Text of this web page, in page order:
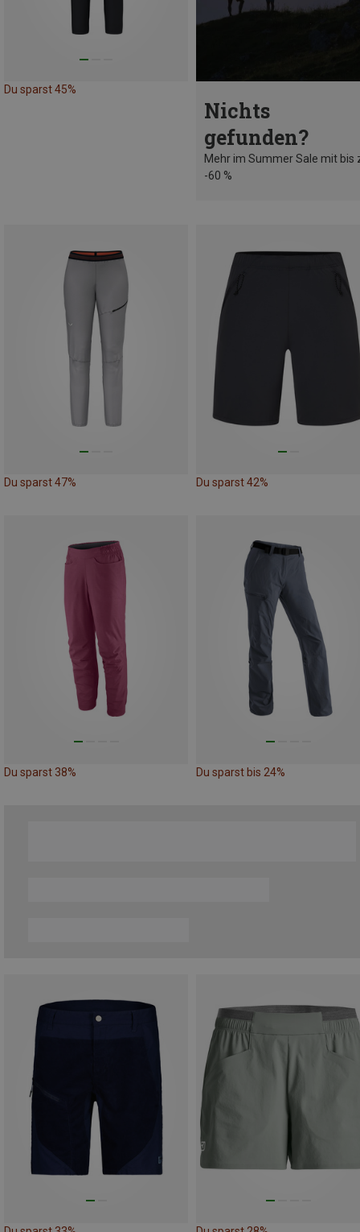
Du sparst 45%
Nichts
gefunden?
Mehr im Summer Sale mit bis
-60 %
Du sparst 47% Du sparst 42%
Du sparst 38% Du sparst bis 24%